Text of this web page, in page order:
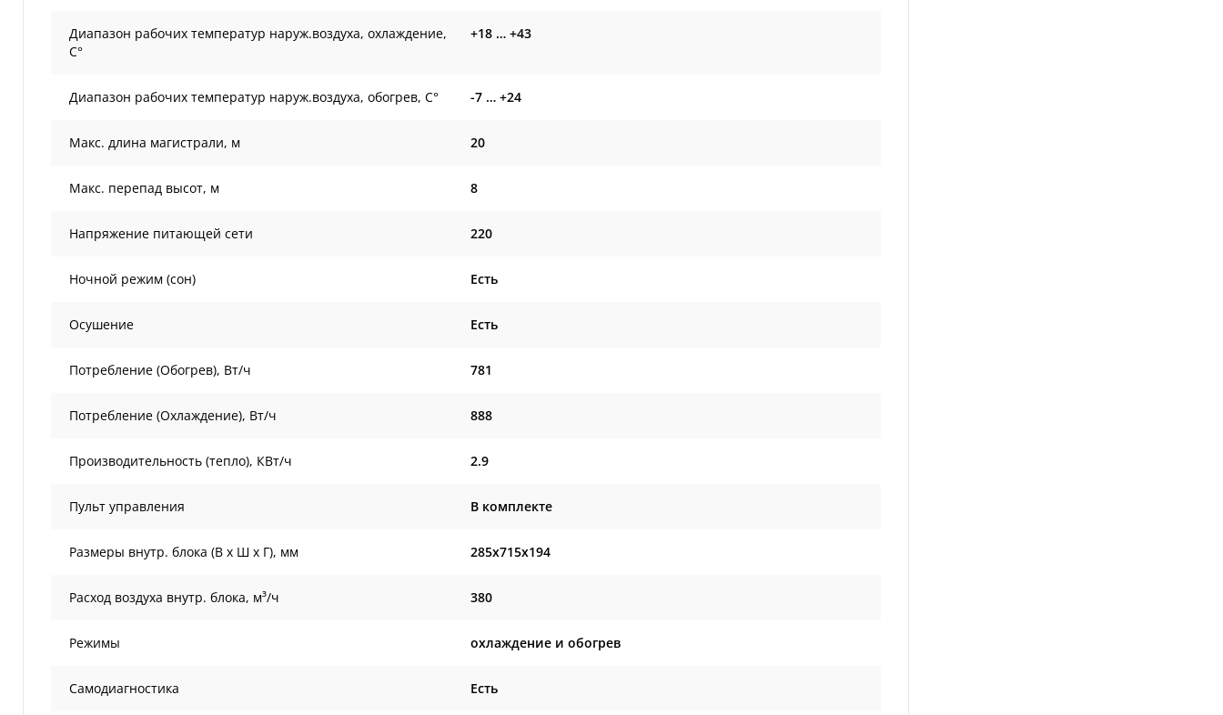
Диапазон рабочих температур наруж.воздуха, охлаждение,
С°
+18 … +43
Диапазон рабочих температур наруж.воздуха, обогрев, С° -7 … +24
Макс. длина магистрали, м 20
Макс. перепад высот, м 8
Напряжение питающей сети 220
Ночной режим (сон) Есть
Осушение Есть
Потребление (Обогрев), Вт/ч 781
Потребление (Охлаждение), Вт/ч 888
Производительность (тепло), КВт/ч 2.9
Пульт управления В комплекте
Размеры внутр. блока (В х Ш х Г), мм 285x715x194
Расход воздуха внутр. блока, м³/ч 380
Режимы охлаждение и обогрев
Самодиагностика Есть